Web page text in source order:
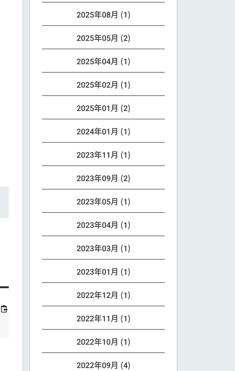
2025年08月 (1)
2025年05月 (2)
2025年04月 (1)
2025年02月 (1)
2025年01月 (2)
2024年01月 (1)
2023年11月 (1)
2023年09月 (2)
2023年05月 (1)
2023年04月 (1)
2023年03月 (1)
2023年01月 (1)
2022年12月 (1)
2022年11月 (1)
2022年10月 (1)
2022年09月 (4)